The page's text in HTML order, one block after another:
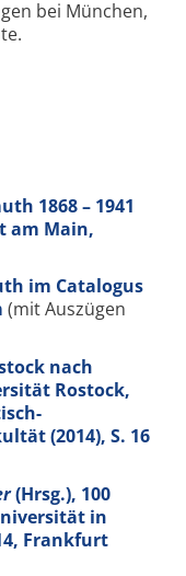
bei München,
1868 – 1941
am Main,
im Catalogus
(mit Auszügen
nach
Rostock,
(2014), S. 16
(Hrsg.), 100
in
Frankfurt